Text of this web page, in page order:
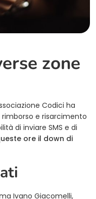
zone
Codici ha
rimborso e risarcimento
di inviare SMS e di
ore il down di
Ivano Giacomelli,